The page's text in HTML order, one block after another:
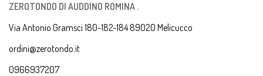
ZEROTONDO DI AUDDINO ROMINA .
Via Antonio Gramsci 180-182-184 89020 Melicucco
ordini@zerotondo.it
0966937207